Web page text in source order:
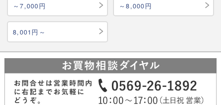
～7,000円 ～8,000円
8,001円～